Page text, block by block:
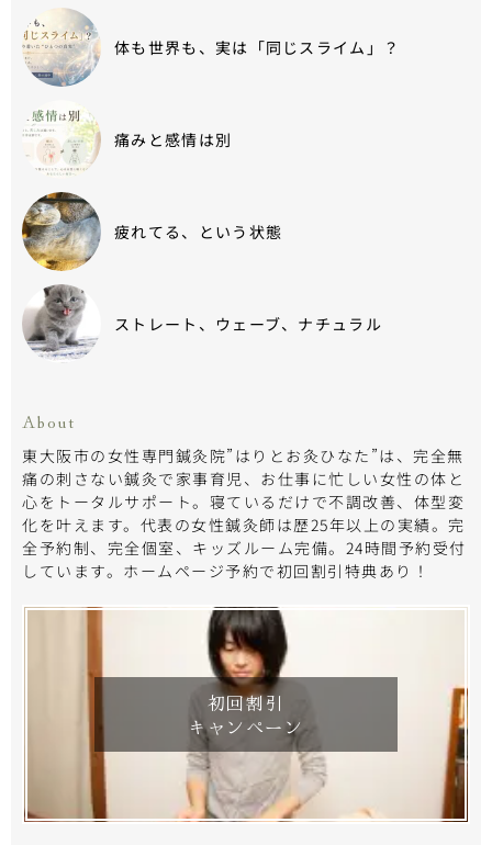
体も世界も、実は「同じスライム」？
痛みと感情は別
疲れてる、という状態
ストレート、ウェーブ、ナチュラル
About
東大阪市の女性専門鍼灸院”はりとお灸ひなた”は、完全無
痛の刺さない鍼灸で家事育児、お仕事に忙しい女性の体と
心をトータルサポート。寝ているだけで不調改善、体型変
化を叶えます。代表の女性鍼灸師は歴25年以上の実績。完
全予約制、完全個室、キッズルーム完備。24時間予約受付
しています。ホームページ予約で初回割引特典あり！
初回割引
キャンペーン